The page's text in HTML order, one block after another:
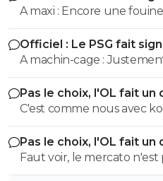
0 + Répondre
fissa 10 mars 2017 à 20:57 +2
Thauviiiin
Énorme
A maxi : Encore une fouine ! Décidément... vous êtes
beaucoup ^^
Officiel : Le PSG fait
A machin-cage : Justement... je ne feinte pas... c'est toi qui ne
comprends pas les mots
Pas le choix, l'OL fait
C'est comme nous avec
pour qu'il s'en aille 😂
Pas le choix, l'OL fait
Faut voir, le mercato